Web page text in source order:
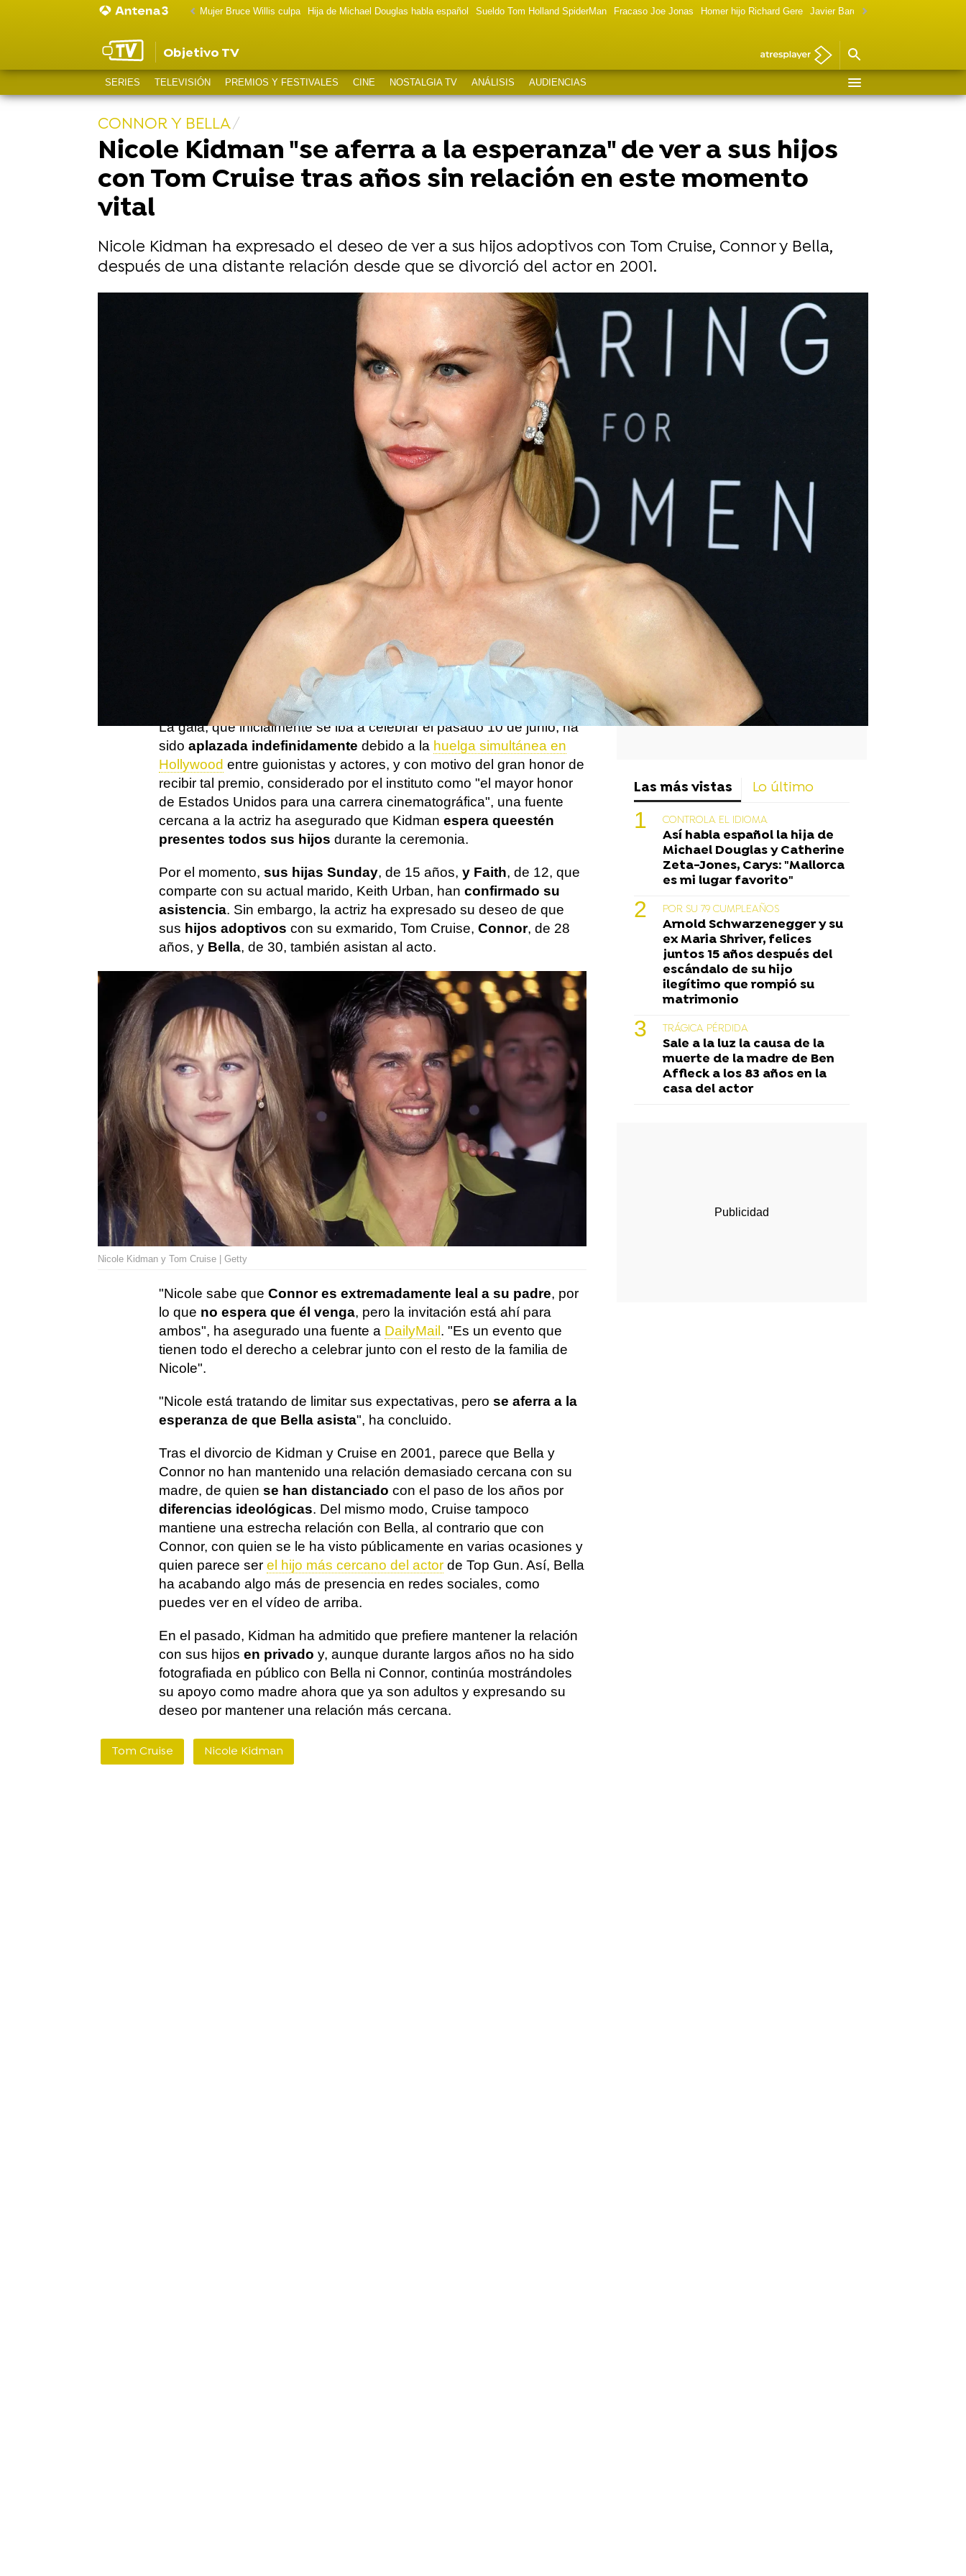
Mujer Bruce Willis culpa Hija de Michael Douglas habla español Sueldo Tom Holland SpiderMan Fracaso Joe Jonas Homer hijo Richard Gere Javier Bardem política
Objetivo TV
SERIES TELEVISIÓN PREMIOS Y FESTIVALES CINE NOSTALGIA TV ANÁLISIS AUDIENCIAS
CONNOR Y BELLA
Nicole Kidman "se aferra a la esperanza" de ver a sus hijos
con Tom Cruise tras años sin relación en este momento
vital
Nicole Kidman ha expresado el deseo de ver a sus hijos adoptivos con Tom Cruise, Connor y Bella,
después de una distante relación desde que se divorció del actor en 2001.
Amy Schumer responde a las críticas por su polémica con Nicole Kidman: "Lo siento mucho, no soy más guapa"
Keith Urban destaca lo "sexy" y "preciosa" que es Nicole Kidman por el 56 cumpleaños de la actriz
20 de septiembre de 2023, 16:40
WhatsappFacebook
X
El American Film Institute tiene previsto entregar el premio anual Life
Achievement Award a la icónicaNicole Kidman
para honrar su larga
e impecable trayectoria cinematográfica.
La gala, que inicialmente se iba a celebrar el pasado 10 de junio, ha
sido aplazada indefinidamente debido a la huelga simultánea en
Hollywood entre guionistas y actores, y con motivo del gran honor de
recibir tal premio, considerado por el instituto como "el mayor honor
de Estados Unidos para una carrera cinematográfica", una fuente
cercana a la actriz ha asegurado que Kidman espera queestén
presentes todos sus hijos durante la ceremonia.
Por el momento, sus hijas Sunday, de 15 años, y Faith, de 12, que
comparte con su actual marido, Keith Urban, han confirmado su
asistencia. Sin embargo, la actriz ha expresado su deseo de que
sus hijos adoptivos con su exmarido, Tom Cruise, Connor, de 28
años, y Bella, de 30, también asistan al acto.
Nicole Kidman y Tom Cruise | Getty
"Nicole sabe que Connor es extremadamente leal a su padre, por
lo que no espera que él venga, pero la invitación está ahí para
ambos", ha asegurado una fuente a DailyMail. "Es un evento que
tienen todo el derecho a celebrar junto con el resto de la familia de
Nicole".
"Nicole está tratando de limitar sus expectativas, pero se aferra a la
esperanza de que Bella asista", ha concluido.
Tras el divorcio de Kidman y Cruise en 2001, parece que Bella y
Connor no han mantenido una relación demasiado cercana con su
madre, de quien se han distanciado con el paso de los años por
diferencias ideológicas. Del mismo modo, Cruise tampoco
mantiene una estrecha relación con Bella, al contrario que con
Connor, con quien se le ha visto públicamente en varias ocasiones y
quien parece ser el hijo más cercano del actor de Top Gun. Así, Bella
ha acabando algo más de presencia en redes sociales, como
puedes ver en el vídeo de arriba.
En el pasado, Kidman ha admitido que prefiere mantener la relación
con sus hijos en privado y, aunque durante largos años no ha sido
fotografiada en público con Bella ni Connor, continúa mostrándoles
su apoyo como madre ahora que ya son adultos y expresando su
deseo por mantener una relación más cercana.
Tom Cruise Nicole Kidman
Las más vistas Lo último
CONTROLA EL IDIOMA
Así habla español la hija de
Michael Douglas y Catherine
Zeta-Jones, Carys: "Mallorca
es mi lugar favorito"
POR SU 79 CUMPLEAÑOS
Arnold Schwarzenegger y su
ex Maria Shriver, felices
juntos 15 años después del
escándalo de su hijo
ilegítimo que rompió su
matrimonio
TRÁGICA PÉRDIDA
Sale a la luz la causa de la
muerte de la madre de Ben
Affleck a los 83 años en la
casa del actor